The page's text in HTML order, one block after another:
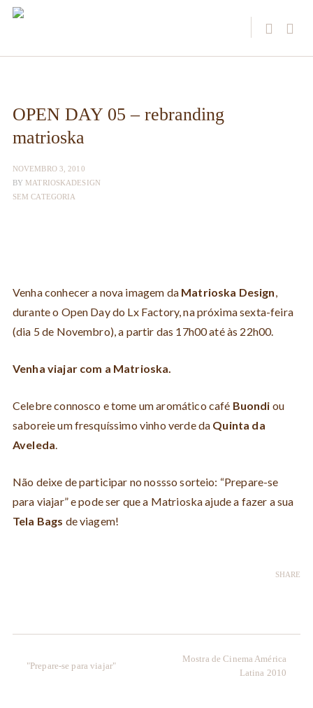
OPEN DAY 05 – rebranding
matrioska
NOVEMBRO 3, 2010
BY MATRIOSKADESIGN
SEM CATEGORIA
Venha conhecer a nova imagem da Matrioska Design,
durante o Open Day do Lx Factory, na próxima sexta-feira
(dia 5 de Novembro), a partir das 17h00 até às 22h00.
Venha viajar com a Matrioska.
Celebre connosco e tome um aromático café Buondi ou
saboreie um fresquíssimo vinho verde da Quinta da
Aveleda.
Não deixe de participar no nossso sorteio: “Prepare-se
para viajar” e pode ser que a Matrioska ajude a fazer a sua
Tela Bags de viagem!
SHARE
"Prepare-se para viajar"
Mostra de Cinema América
Latina 2010